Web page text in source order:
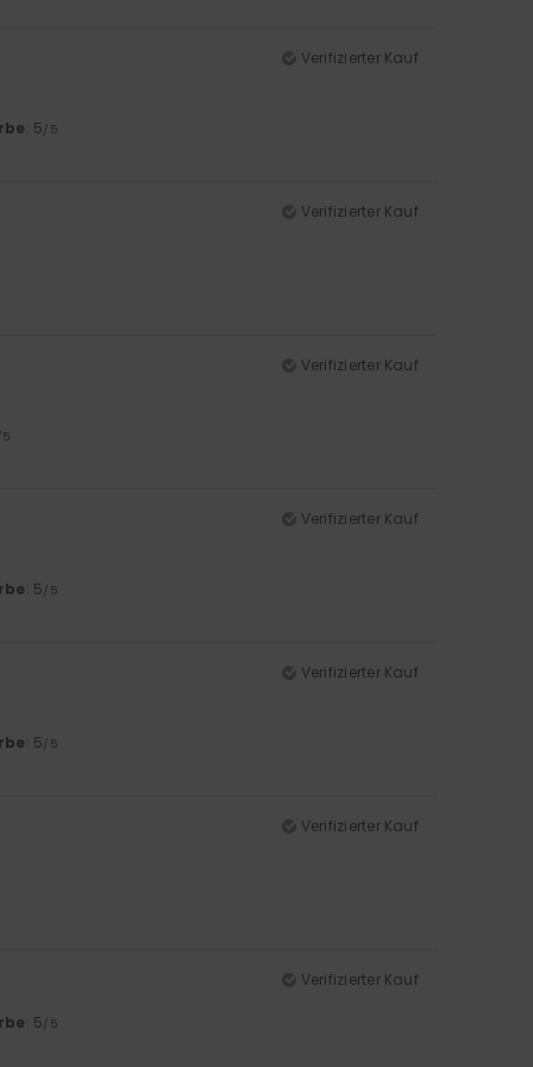
Verifizierter Kauf
: 5/5
Verifizierter Kauf
Verifizierter Kauf
Verifizierter Kauf
: 5/5
Verifizierter Kauf
: 5/5
Verifizierter Kauf
Verifizierter Kauf
: 5/5